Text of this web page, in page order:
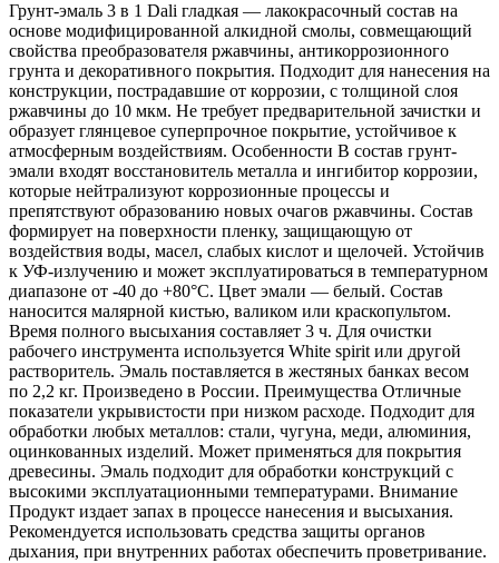
Грунт-эмаль 3 в 1 Dali гладкая — лакокрасочный состав на
основе модифицированной алкидной смолы, совмещающий
свойства преобразователя ржавчины, антикоррозионного
грунта и декоративного покрытия. Подходит для нанесения на
конструкции, пострадавшие от коррозии, с толщиной слоя
ржавчины до 10 мкм. Не требует предварительной зачистки и
образует глянцевое суперпрочное покрытие, устойчивое к
атмосферным воздействиям. Особенности В состав грунт-
эмали входят восстановитель металла и ингибитор коррозии,
которые нейтрализуют коррозионные процессы и
препятствуют образованию новых очагов ржавчины. Состав
формирует на поверхности пленку, защищающую от
воздействия воды, масел, слабых кислот и щелочей. Устойчив
к УФ-излучению и может эксплуатироваться в температурном
диапазоне от -40 до +80°С. Цвет эмали — белый. Состав
наносится малярной кистью, валиком или краскопультом.
Время полного высыхания составляет 3 ч. Для очистки
рабочего инструмента используется White spirit или другой
растворитель. Эмаль поставляется в жестяных банках весом
по 2,2 кг. Произведено в России. Преимущества Отличные
показатели укрывистости при низком расходе. Подходит для
обработки любых металлов: стали, чугуна, меди, алюминия,
оцинкованных изделий. Может применяться для покрытия
древесины. Эмаль подходит для обработки конструкций с
высокими эксплуатационными температурами. Внимание
Продукт издает запах в процессе нанесения и высыхания.
Рекомендуется использовать средства защиты органов
дыхания, при внутренних работах обеспечить проветривание.